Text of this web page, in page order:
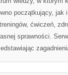
początkujący, jak
ćwiczeń,
sprawności.